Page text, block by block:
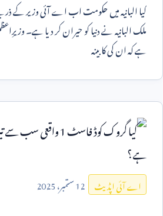
ملک البانیہ نے دنیا کو حیران کر دیا ہے۔
ہے کہ ان کی کابینہ
اے آئی اپڈیٹ 12ستمبر،2025